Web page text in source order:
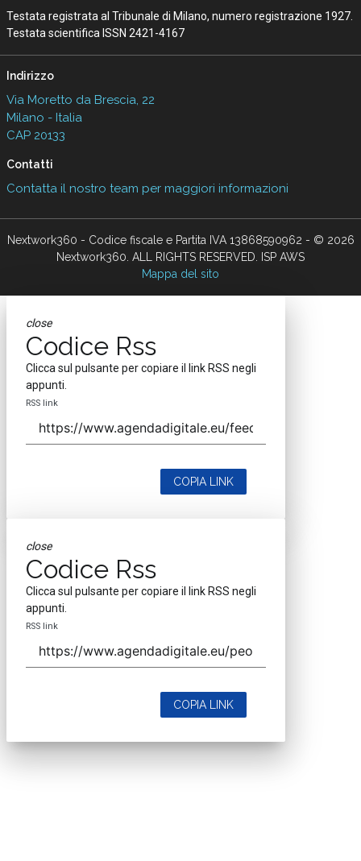
Testata registrata al Tribunale di Milano, numero registrazione 1927.
Testata scientifica ISSN 2421-4167
Indirizzo
Via Moretto da Brescia, 22
Milano - Italia
CAP 20133
Contatti
Contatta il nostro team per maggiori informazioni
Nextwork360 - Codice fiscale e Partita IVA 13868590962 - © 2026
Nextwork360. ALL RIGHTS RESERVED. ISP AWS
Mappa del sito
close
Codice Rss
Clicca sul pulsante per copiare il link RSS negli
appunti.
RSS link
COPIA LINK
close
Codice Rss
Clicca sul pulsante per copiare il link RSS negli
appunti.
RSS link
COPIA LINK